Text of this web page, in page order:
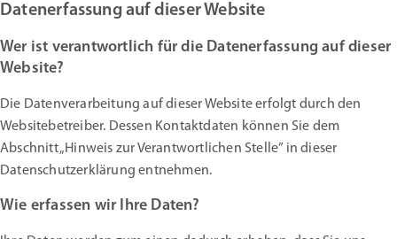
Datenerfassung auf dieser Website
Wer ist verantwortlich für die Datenerfassung auf dieser
Website?
Die Datenverarbeitung auf dieser Website erfolgt durch den
Websitebetreiber. Dessen Kontaktdaten können Sie dem
Abschnitt „Hinweis zur Verantwortlichen Stelle” in dieser
Datenschutzerklärung entnehmen.
Wie erfassen wir Ihre Daten?